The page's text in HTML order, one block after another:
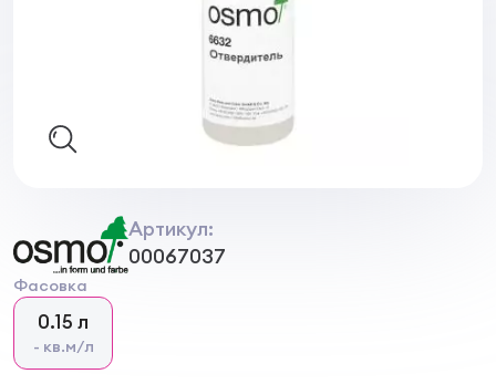
Артикул:
00067037
Фасовка
0.15 л
- кв.м/л